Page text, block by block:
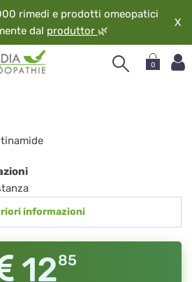
rimedi e prodotti omeopatici
dal produttor 🌿
X
0
informazioni
1285